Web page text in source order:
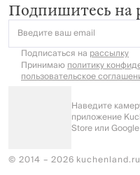
Подпишитесь на
Введите ваш email
Подписаться на рассылку
Принимаюполитику
пользовательское
Наведите
приложение
Store или
© 2014 – 2026 kuchenland.ru